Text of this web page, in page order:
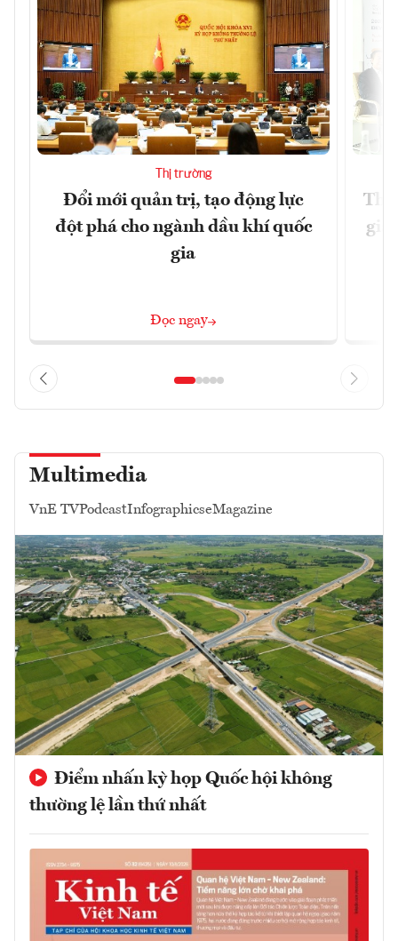
Thị trường
Đổi mới quản trị, tạo động lực
đột phá cho ngành dầu khí quốc
gia
Đọc ngay
Multimedia
VnE TVPodcastInfographicseMagazine
Điểm nhấn kỳ họp Quốc hội không
thường lệ lần thứ nhất